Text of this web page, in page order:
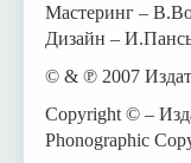
Мастеринг –
Дизайн –
© & ℗ 2007
Copyright © –
Phonographic